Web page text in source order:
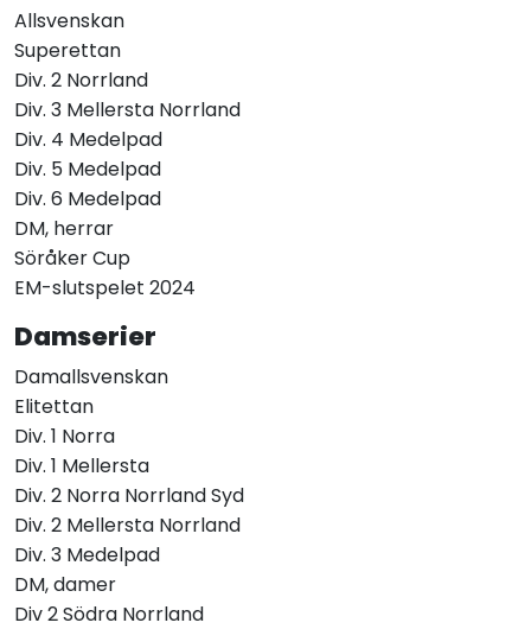
Allsvenskan
Superettan
Div. 2 Norrland
Div. 3 Mellersta Norrland
Div. 4 Medelpad
Div. 5 Medelpad
Div. 6 Medelpad
DM, herrar
Söråker Cup
EM-slutspelet 2024
Damserier
Damallsvenskan
Elitettan
Div. 1 Norra
Div. 1 Mellersta
Div. 2 Norra Norrland Syd
Div. 2 Mellersta Norrland
Div. 3 Medelpad
DM, damer
Div 2 Södra Norrland